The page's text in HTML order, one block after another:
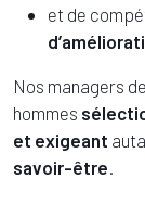
et de
Nos managers
hommes
et exigeant
savoir-être.